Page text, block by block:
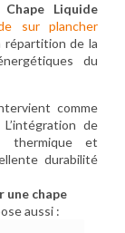
Chape Liquide
sur plancher
répartition de la
du
comme
L’intégration de
thermique et
durabilité
une chape
aussi :